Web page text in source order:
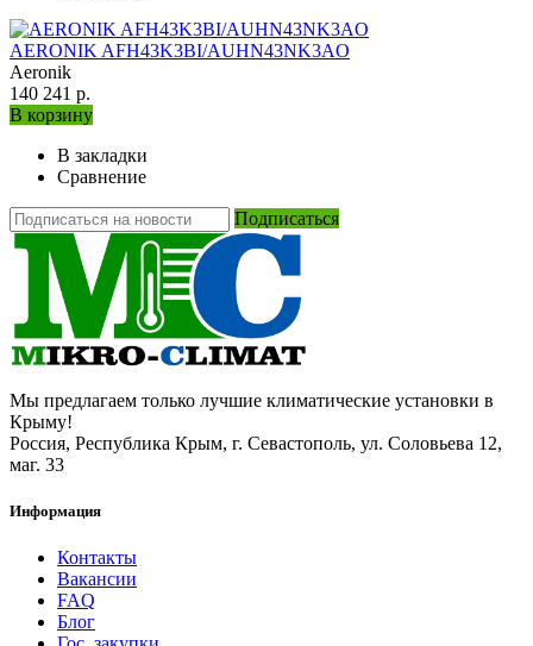
AERONIK AFH43K3BI/AUHN43NK3AO
Aeronik
140 241 р.
В корзину
В закладки
Сравнение
Подписаться
Мы предлагаем только лучшие климатические установки в
Крыму!
Россия, Республика Крым, г. Севастополь, ул. Соловьева 12,
маг. 33
Информация
Контакты
Вакансии
FAQ
Блог